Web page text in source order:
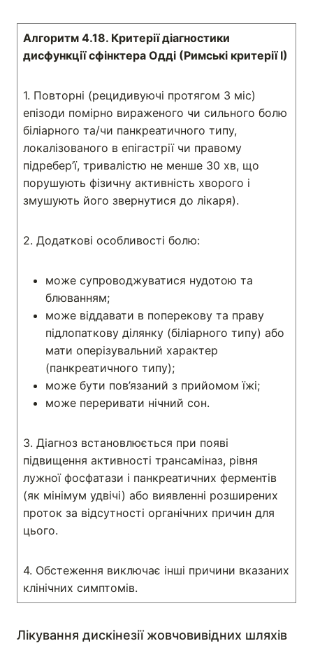
Алгоритм 4.18. Критерії діагностики
дисфункції сфінктера Одді (Римські критерії І)
1. Повторні (рецидивуючі протягом 3 міс)
епізоди помірно вираженого чи сильного болю
біліарного та/чи панкреатичного типу,
локалізованого в епігастрії чи правому
підребер’ї, тривалістю не менше 30 хв, що
порушують фізичну активність хворого і
змушують його звернутися до лікаря).
2. Додаткові особливості болю:
може супроводжуватися нудотою та
блюванням;
може віддавати в поперекову та праву
підлопаткову ділянку (біліарного типу) або
мати оперізувальний характер
(панкреатичного типу);
може бути пов’язаний з прийомом їжі;
може переривати нічний сон.
3. Діагноз встановлюється при появі
підвищення активності трансаміназ, рівня
лужної фосфатази і панкреатичних ферментів
(як мінімум удвічі) або виявленні розширених
проток за відсутності органічних причин для
цього.
4. Обстеження виключає інші причини вказаних
клінічних симптомів.
Лікування дискінезії жовчовивідних шляхів